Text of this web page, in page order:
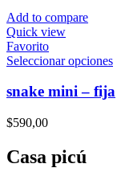
la
de
Add to compare
Quick view
Favorito
Seleccionar opciones
snake mini – fija
$590,00
Casa picú